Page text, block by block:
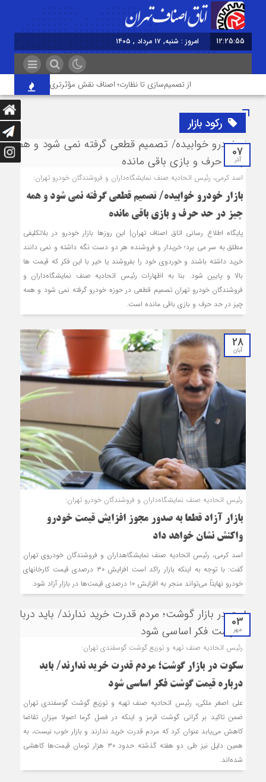
12:25:56 امروز : شنبه, ۱۷ مرداد , ۱۴۰۵
از تصمیم‌سازی تا نظارت؛ اصناف نقش مؤثرتری در بازار می‌خواهند
رکود بازار
07
آذر
اسد کرمی، رئیس اتحادیه صنف نمایشگاه‌داران و فروشندگان خودرو تهران:
بازار خودرو خوابیده/ تصمیم قطعی گرفته نمی شود و همه
چیز در حد حرف و بازی باقی مانده
پایگاه اطلاع رسانی اتاق اصناف تهران| این روزها بازار خودرو در بلاتکلیفی
مطلق به سر می برد؛ خریدار و فروشنده هر دو دست نگه داشته و نمی دانند
خرید داشته باشند و خوردوی خود را بفروشند یا خیر با این فکر که قیمت ها
بالا و پایین شود. بنا به اظهارات رئیس اتحادیه صنف نمایشگاه‌داران و
فروشندگان خودرو تهران تصمیم قطعی در حوزه خودرو گرفته نمی شود و همه
چیز در حد حرف و بازی باقی مانده است.
28
آبان
رئیس اتحادیه صنف نمایشگاه‌داران و فروشندگان خودرو تهران:
بازار آزاد قطعا به صدور مجوز افزایش قیمت خودرو
واکنش نشان خواهد داد
اسد کرمی، رئیس اتحادیه صنف نمایشگاه‎داران و فروشندگان خودروی تهران
گفت: با توجه به اینکه بازار راکد است افزایش ۳۰ درصدی قیمت کارخانه‎ای
خودرو نهایتاً می‌تواند منجر به افزایش ۱۰ درصدی قیمت‌ها در بازار آزاد شود.
03
مهر
رئیس اتحادیه صنف تهیه و توزیع گوشت گوسفندی تهران:
سکوت در بازار گوشت؛ مردم قدرت خرید ندارند‌/ باید
درباره قیمت گوشت فکر اساسی شود
علی اصغر ملکی، رئیس اتحادیه صنف تهیه و توزیع گوشت گوسفندی تهران
ضمن تاکید بر گرانی گوشت قرمز و اینکه در فصل گرما اصولا میزان تقاضا
کاهش می‌یابد عنوان کرد که مردم قدرت خرید ندارند و بازار خوب نیست، به
همین دلیل نیز طی دو هفته گذشته حدود ۳۰ هزار تومان قیمت‌ها کاهشی
شده‌اند.